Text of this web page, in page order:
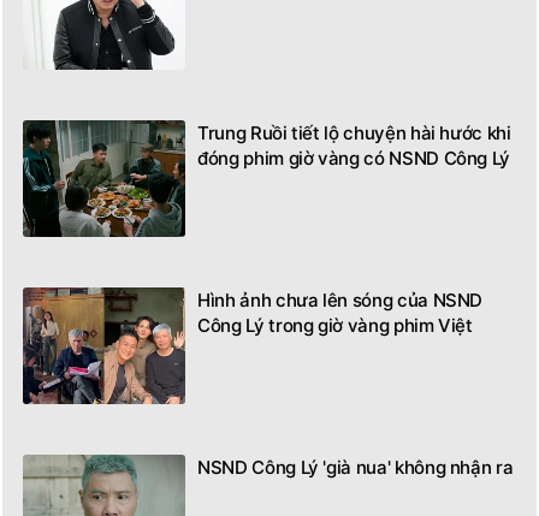
đóng phim giờ vàng có NSND Công Lý
Công Lý trong giờ vàng phim Việt